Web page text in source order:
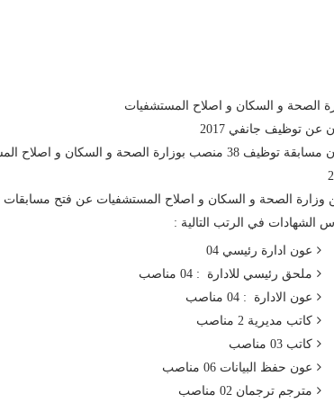
الصحة و السكان و اصلاح المستشفيات
عن توظيف جانفي 2017
اعلان مسابقة توظيف 38 منصب بوزارة الصحة و السكان و
وزارة الصحة و السكان و اصلاح المستشفيات عن فتح
الشهادات في الرتب التالية :
عون ادارة رئيسي 04
ملحق رئيسي للادارة : 04 مناصب
عون الادارة : 04 مناصب
كاتب مديرية 2 مناصب
كاتب 03 مناصب
عون حفظ البيانات 06 مناصب
مترجم ترجمان 02 مناصب